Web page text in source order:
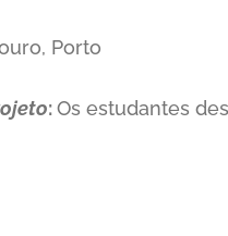
Porto
:Os estudantes